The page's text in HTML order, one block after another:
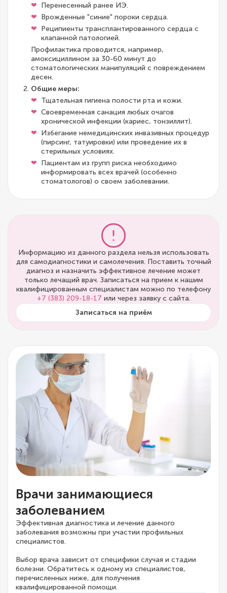
Перенесенный ранее ИЭ.
Врожденные "синие" пороки сердца.
Реципиенты трансплантированного сердца с
клапанной патологией.
Профилактика проводится, например,
амоксициллином за 30-60 минут до
стоматологических манипуляций с повреждением
десен.
Общие меры:
Тщательная гигиена полости рта и кожи.
Своевременная санация любых очагов
хронической инфекции (кариес, тонзиллит).
Избегание немедицинских инвазивных процедур
(пирсинг, татуировки) или проведение их в
стерильных условиях.
Пациентам из групп риска необходимо
информировать всех врачей (особенно
стоматологов) о своем заболевании.
Информацию из данного раздела нельзя использовать
для самодиагностики и самолечения. Поставить точный
диагноз и назначить эффективное лечение может
только лечащий врач. Записаться на прием к нашим
квалифицированным специалистам можно по телефону
+7 (383) 209-18-17 или через заявку с сайта.
Записаться на приём
Врачи занимающиеся
заболеванием
Эффективная диагностика и лечение данного
заболевания возможны при участии профильных
специалистов.
Выбор врача зависит от специфики случая и стадии
болезни. Обратитесь к одному из специалистов,
перечисленных ниже, для получения
квалифицированной помощи.